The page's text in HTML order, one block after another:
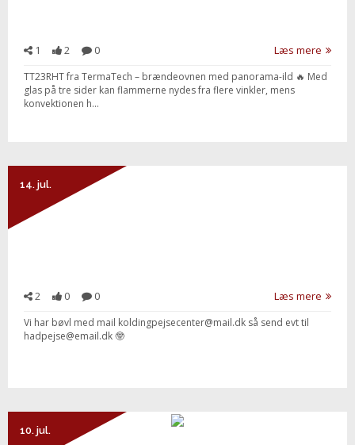
1 2 0 Læs mere
TT23RHT fra TermaTech – brændeovnen med panorama-ild 🔥 Med
glas på tre sider kan flammerne nydes fra flere vinkler, mens
konvektionen h...
14. jul.
2 0 0 Læs mere
Vi har bøvl med mail koldingpejsecenter@mail.dk så send evt til
hadpejse@email.dk 🤓
10. jul.